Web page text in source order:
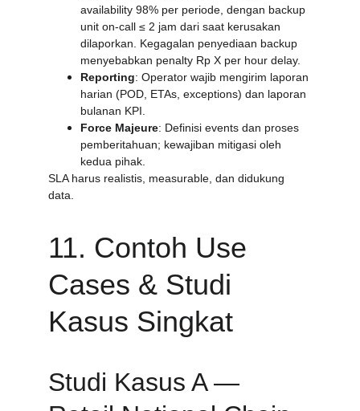
availability 98% per periode, dengan backup
unit on-call ≤ 2 jam dari saat kerusakan
dilaporkan. Kegagalan penyediaan backup
menyebabkan penalty Rp X per hour delay.
Reporting: Operator wajib mengirim laporan
harian (POD, ETAs, exceptions) dan laporan
bulanan KPI.
Force Majeure: Definisi events dan proses
pemberitahuan; kewajiban mitigasi oleh
kedua pihak.
SLA harus realistis, measurable, dan didukung
data.
11. Contoh Use
Cases & Studi
Kasus Singkat
Studi Kasus A —